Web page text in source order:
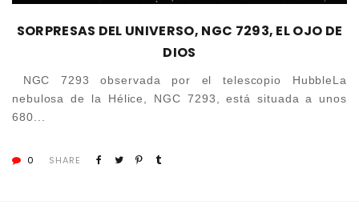
SORPRESAS DEL UNIVERSO, NGC 7293, EL OJO DE
DIOS
NGC 7293 observada por el telescopio HubbleLa
nebulosa de la Hélice, NGC 7293, está situada a unos
680...
0 SHARE